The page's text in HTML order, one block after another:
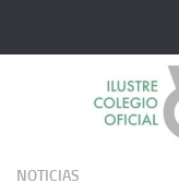
NOTICIAS